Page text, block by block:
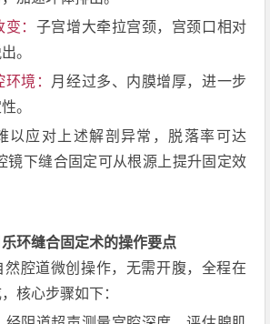
： 子宫增大牵拉宫颈，宫颈口相对
。
境： 月经过多、内膜增厚，进一步
。
以应对上述解剖异常，脱落率可达
镜下缝合固定可从根源上提升固定效
环缝合固定术的操作要点
然腔道微创操作，无需开腹，全程在
核心步骤如下：